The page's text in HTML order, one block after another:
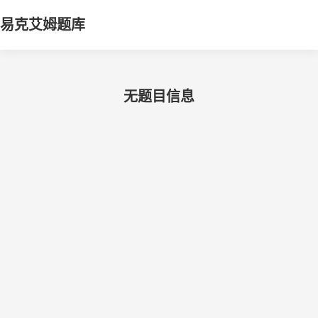
易克艾姆题库
无题目信息